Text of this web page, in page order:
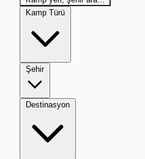
Kamp Türü
Şehir
Destinasyon